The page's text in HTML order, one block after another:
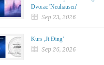
Dvorac 'Neuhausen'
Sep 23, 2026
Kurs ,Ji Đing’
Sep 26, 2026